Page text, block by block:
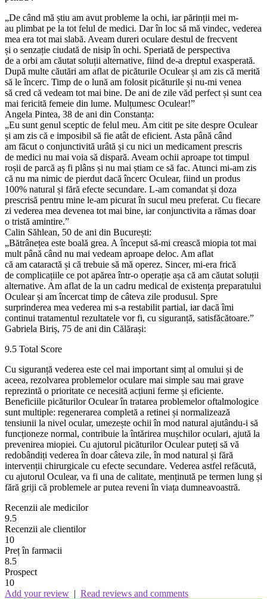
„De când mă știu am avut probleme la ochi, iar părinții mei m-
au plimbat pe la tot felul de medici. Dar în loc să mă vindec, vederea
mea era tot mai slabă. Aveam dureri oculare destul de frecvent
și o senzație ciudată de nisip în ochi. Speriată de perspectiva
de a orbi am căutat soluții alternative, fiind de-a dreptul exasperată.
După multe căutări am aflat de picăturile Oculear și am zis că merită
să le încerc. Timp de o lună am folosit picăturile și nu-mi venea
să cred că vedeam tot mai bine. De ani de zile văd perfect și sunt cea
mai fericită femeie din lume. Mulțumesc Oculear!”
Angela Pintea, 38 de ani din Constanța:
„Eu sunt genul sceptic de felul meu. Am citit pe site despre Oculear
și am zis că e imposibil să fie atât de eficient. Asta până când
am făcut o conjunctivită urâtă și cu nici un medicament prescris
de medici nu mai voia să dispară. Aveam ochii aproape tot timpul
roșii de parcă aș fi plâns și nu mai știam ce să fac. Atunci mi-am zis
că nu ma nimic de pierdut dacă încerc Oculear, fiind un produs
100% natural și fără efecte secundare. L-am comandat și doza
prescrisă pentru mine le-am picurat în sucul meu preferat. Cu fiecare
zi vederea mea devenea tot mai bine, iar conjunctivita a rămas doar
o tristă amintire.”
Calin Săhlean, 50 de ani din București:
„Bătrânețea este boală grea. A început să-mi crească miopia tot mai
mult până când nu mai vedeam aproape deloc. Am aflat
că am cataractă și că trebuie să mă operez. Sincer, mi-era frică
de complicațiile ce pot apărea într-o operație așa că am căutat soluții
alternative. Am aflat de la un cadru medical de existența preparatului
Oculear și am încercat timp de câteva zile produsul. Spre
surprinderea mea vederea mi s-a restabilit partial, iar dacă îmi
continui tratamentul rezultatele vor fi, cu siguranță, satisfăcătoare.”
Gabriela Biriș, 75 de ani din Călărași:
9.5 Total Score
Cu siguranță vederea este cel mai important simț al omului și de
aceea, rezolvarea problemelor oculare mai simple sau mai grave
reprezintă o prioritate ce necesită acțiuni ferme și eficiente.
Beneficiile picăturilor Oculear în tratarea problemelor oftalmologice
sunt multiple: regenerarea completă a retinei și normalizează
tensiunii la nivel ocular, umezește ochii în mod natural ajutându-i să
funcționeze normal, contribuie la întărirea mușchilor oculari, ajută la
prevenirea miopiei. Cu ajutorul picăturilor Oculear puteți să vă
redobândiți vederea în doar câteva zile, în mod natural și fără
intervenții chirurgicale cu efecte secundare. Vederea astfel refăcută,
cu ajutorul Oculear, va fi una de calitate, menținută pe termen lung și
fără griji că problemele ar putea reveni în viața dumneavoastră.
Recenzii ale medicilor
9.5
Recenzii ale clientilor
10
Preț în farmacii
8.5
Prospect
10
Add your review | Read reviews and comments